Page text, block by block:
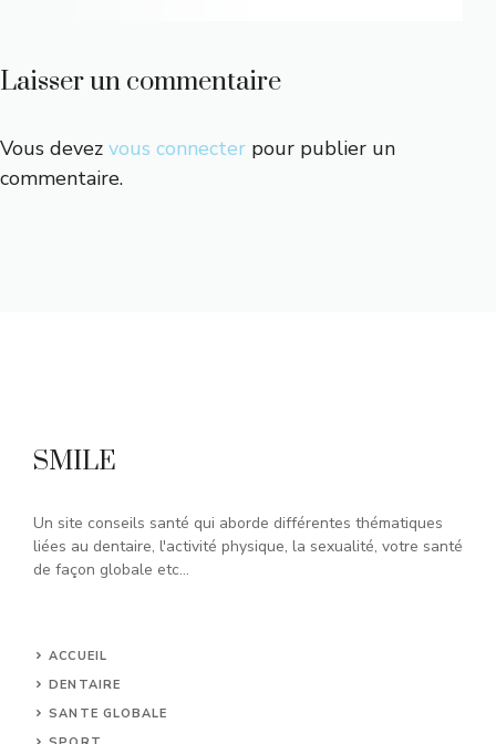
Laisser un commentaire
Vous devez vous connecter pour publier un
commentaire.
SMILE
Un site conseils santé qui aborde différentes thématiques
liées au dentaire, l'activité physique, la sexualité, votre santé
de façon globale etc...
ACCUEIL
DENTAIRE
SANTE GLOBALE